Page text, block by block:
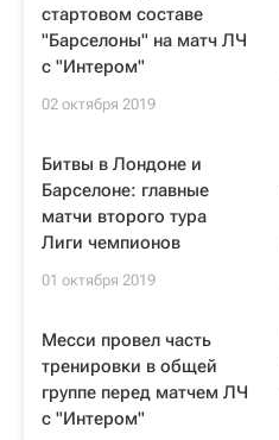
стартовом составе
"Барселоны" на матч ЛЧ
с "Интером"
02 октября 2019
Битвы в Лондоне и
Барселоне: главные
матчи второго тура
Лиги чемпионов
01 октября 2019
Месси провел часть
тренировки в общей
группе перед матчем ЛЧ
с "Интером"